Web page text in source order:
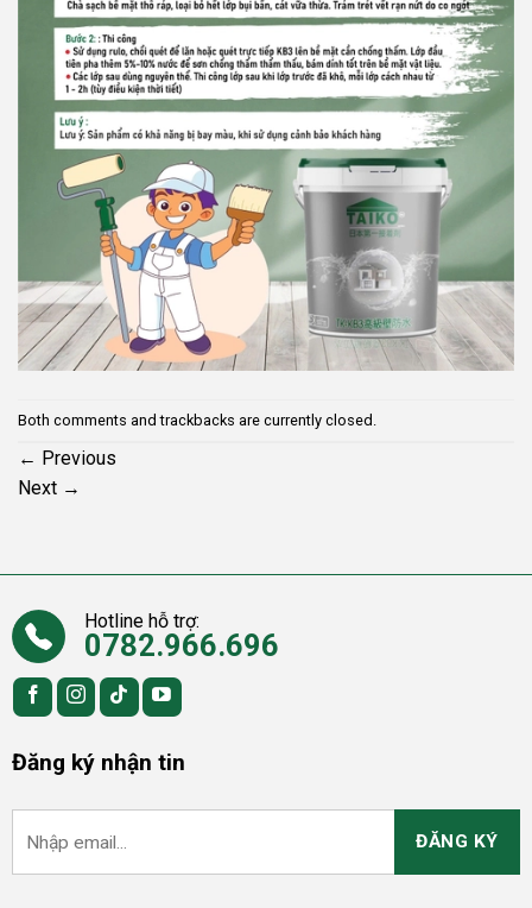
Both comments and trackbacks are currently closed.
← Previous
Next →
Hotline hỗ trợ:
0782.966.696
Đăng ký nhận tin